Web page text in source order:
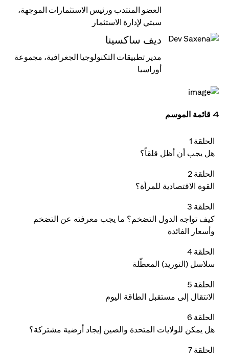
العضو المنتدب ورئيس الاستثمارات الموجهة،
سيتي لإدارة الاستثمار
ديف ساكسينا
مدير تطبيقات التكنولوجيا الجغرافية، مجموعة
أوراسيا
4 قائمة الموسم
الحلقة 1
هل يجب أن أظل قلقاً؟
الحلقة 2
القوة الاقتصادية للمرأة؟
الحلقة 3
كيف تواجه الدول التضخم؟ ما يجب معرفته عن التضخم
وأسعار الفائدة
الحلقة 4
سلاسل (التوريد) المعطّلة
الحلقة 5
الانتقال إلى مستقبل الطاقة اليوم
الحلقة 6
هل يمكن للولايات المتحدة والصين إيجاد أرضية مشتركة؟
الحلقة 7